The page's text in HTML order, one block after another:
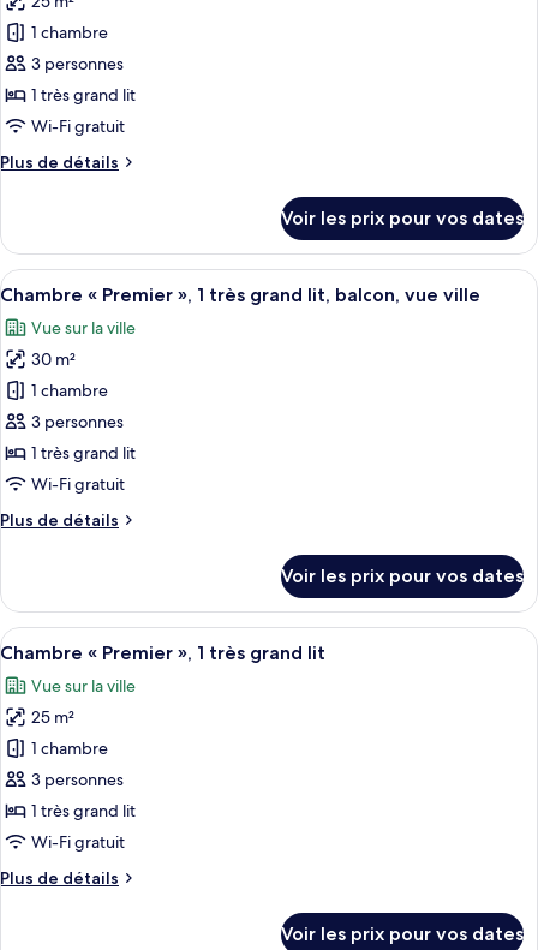
2
lits
une
place
Premier
avec
lits
jumeaux,
2
une
photos
pour
ce
type
de
chambre :
Chambre
»,
1
très
grand
lit,
non-
fumeurs,
vue
ville
1 chambre
3 personnes
1 très grand lit
Wi-Fi gratuit
Plus de détails
Plus
le
type
de
Chambre
«
Premier
»,
très
grand
lit,
fumeurs,
Voir les prix pour vos dates
Afficher
toutes
les
photos
pour
ce
type
de
chambre :
Chambre
»,
1
très
grand
lit,
balcon,
vue
ville
Une chambre d’hôtel moderne
8
Chambre « Premier », 1 très grand lit, balcon, vue ville
Vue sur la ville
30 m²
1 chambre
3 personnes
1 très grand lit
Wi-Fi gratuit
Plus de détails
Plus
le
type
de
Chambre
«
Premier
»,
très
grand
lit,
vue
Voir les prix pour vos dates
Afficher
toutes
les
photos
pour
ce
type
de
chambre :
Chambre
Une chambre d’hôtel moderne
8
Chambre « Premier », 1 très grand lit
Vue sur la ville
25 m²
1 chambre
3 personnes
1 très grand lit
Wi-Fi gratuit
Plus de détails
Plus
Voir les prix pour vos dates